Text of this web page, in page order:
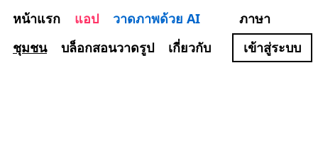
หน้าแรก แอป
วาดภาพด้วย AI
ชุมชน
บล็อกสอนวาดรูป เกี่ยวกับ
ภาษา
เข้าสู่ระบบ